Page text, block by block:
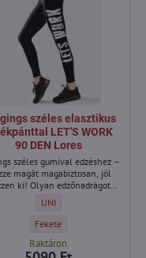
BasBleu - Méret:
BasBleu - Szín:
széles elasztikus
LET'S WORK
90 DEN Lores
széles gumival edzéshez –
magát magabiztosan, jól
ki! Olyan edzőnadrágot
– még a legigényesebb
sem? Ha igen, akkor a
tökéletes választás!
Leggings széles
UNI
Leggings széles elasztikus
Fekete
Raktáron